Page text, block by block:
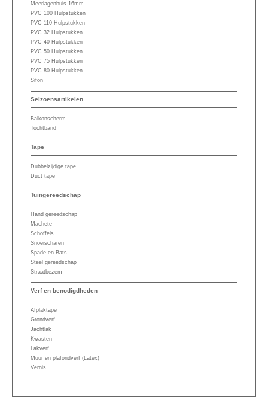
Meerlagenbuis 16mm
PVC 100 Hulpstukken
PVC 110 Hulpstukken
PVC 32 Hulpstukken
PVC 40 Hulpstukken
PVC 50 Hulpstukken
PVC 75 Hulpstukken
PVC 80 Hulpstukken
Sifon
Seizoensartikelen
Balkonscherm
Tochtband
Tape
Dubbelzijdige tape
Duct tape
Tuingereedschap
Hand gereedschap
Machete
Schoffels
Snoeischaren
Spade en Bats
Steel gereedschap
Straatbezem
Verf en benodigdheden
Afplaktape
Grondverf
Jachtlak
Kwasten
Lakverf
Muur en plafondverf (Latex)
Vernis